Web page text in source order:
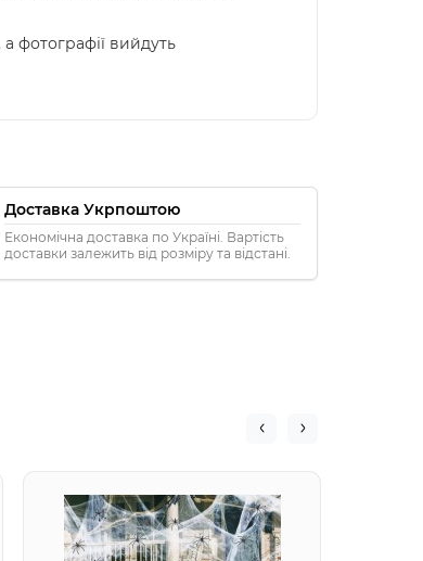
фотографії вийдуть
Доставка Укрпоштою
Економічна доставка по Україні. Вартість
доставки залежить від розміру та відстані.